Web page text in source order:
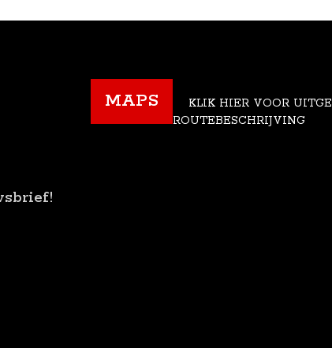
MAPS
KLIK HIER VOOR
ROUTEBESCHRIJVING